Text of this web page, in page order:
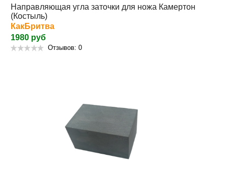
Направляющая угла заточки для ножа Камертон
(Костыль)
КакБритва
1980 руб
Отзывов: 0